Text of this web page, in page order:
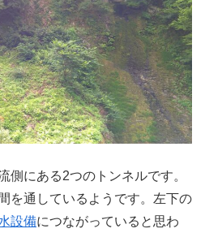
側にある2つのトンネルです。
を通しているようです。左下の
設備につながっていると思わ